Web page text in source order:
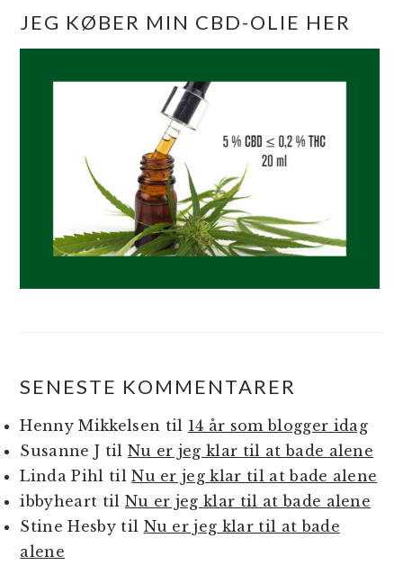
JEG KØBER MIN CBD-OLIE HER
SENESTE KOMMENTARER
Henny Mikkelsen til 14 år som blogger idag
Susanne J til Nu er jeg klar til at bade alene
Linda Pihl tilNu er jeg klar til at bade alene
ibbyheart til Nu er jeg klar til at bade alene
Stine Hesbytil Nu er jeg klar til at bade
alene